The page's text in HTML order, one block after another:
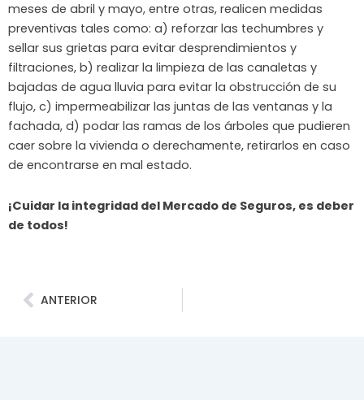
meses de abril y mayo, entre otras, realicen medidas
preventivas tales como: a) reforzar las techumbres y
sellar sus grietas para evitar desprendimientos y
filtraciones, b) realizar la limpieza de las canaletas y
bajadas de agua lluvia para evitar la obstrucción de su
flujo, c) impermeabilizar las juntas de las ventanas y la
fachada, d) podar las ramas de los árboles que pudieren
caer sobre la vivienda o derechamente, retirarlos en caso
de encontrarse en mal estado.
¡Cuidar la integridad del Mercado de Seguros, es deber
de todos!
AntANTERIOR